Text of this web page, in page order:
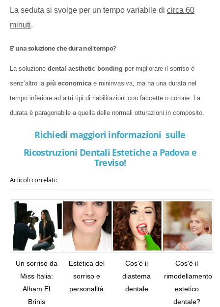
La seduta si svolge per un tempo variabile di circa 60
minuti.
E’ una soluzione che dura nel tempo?
La soluzione dental aesthetic bonding per migliorare il sorriso è
senz’altro la più economicae mininvasiva, ma ha una durata nel
tempo inferiore ad altri tipi di riabilitazioni con faccette o corone. La
durata è paragonabile a quella delle normali otturazioni in composito.
Richiedi maggiori informazioni sulle
Ricostruzioni Dentali Estetiche a Padova e
Treviso!
Articoli correlati:
Un sorriso da
Miss Italia:
Alham El
Brinis
Estetica del
sorriso e
personalità
Cos'è il
diastema
dentale
Cos'è il
rimodellamento
estetico
dentale?